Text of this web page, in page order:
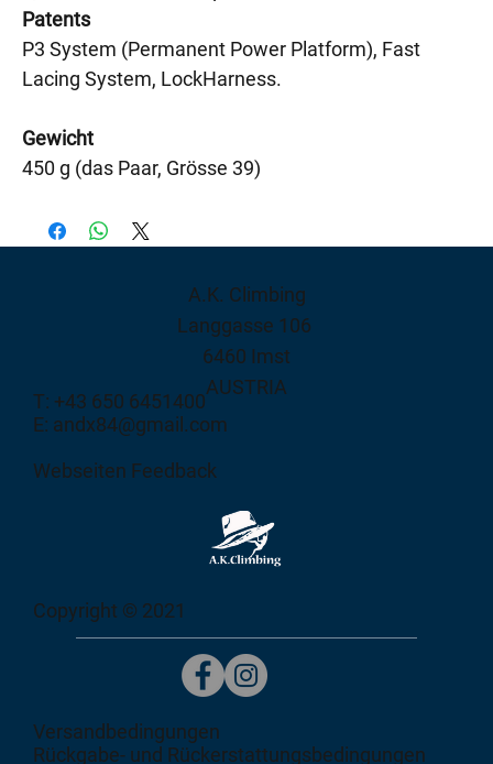
Patents
P3 System (Permanent Power Platform), Fast
Lacing System, LockHarness.
Gewicht
450 g (das Paar, Grösse 39)
A.K. Climbing
Langgasse 106
6460 Imst
AUSTRIA
T: +43 650 6451400
E: andx84@gmail.com
Webseiten Feedback
Copyright © 2021
Versandbedingungen
Rückgabe- und Rückerstattungsbedingungen